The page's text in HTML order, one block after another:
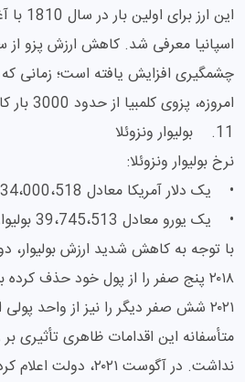
این
امروزه، پزوی کلمبیا از حدود 3000 بار کاهش یافته است.
11. بولیوار ونزوئلا
نرخ بولیوار ونزوئلا:
• یک دلار آمریکا معادل 34،000،518 بولیوار
• یک یورو معادل 39،745،513 بولیوار
با توجه به کاهش شدید ارزش بولیوار،
۲۰۱۸ پنج صفر را از پول خود حذف
۲۰۲۱ شش صفر دیگر را نیز از واحد
متأسفانه این اقدامات ظاهری تأثیری
نداشت. در آگوست